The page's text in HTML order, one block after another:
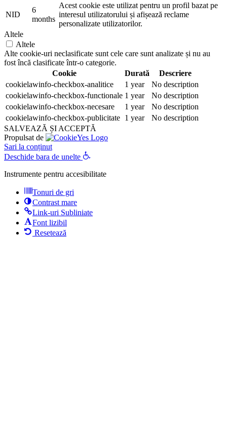
NID
6
months
Acest cookie este utilizat pentru un profil bazat pe
interesul utilizatorului și afișează reclame
personalizate utilizatorilor.
Altele
Altele
Alte cookie-uri neclasificate sunt cele care sunt analizate și nu au
fost încă clasificate într-o categorie.
Cookie
Durată
Descriere
cookielawinfo-checkbox-analitice
1 year
No description
cookielawinfo-checkbox-functionale 1 year
No description
cookielawinfo-checkbox-necesare
1 year
No description
cookielawinfo-checkbox-publicitate 1 year
No description
SALVEAZĂ ȘI ACCEPTĂ
Propulsat de
Sari la conținut
Deschide bara de unelte
Instrumente pentru accesibilitate
Tonuri de gri
Contrast mare
Link-uri Subliniate
Font lizibil
Resetează